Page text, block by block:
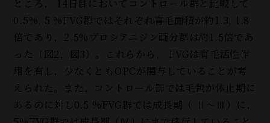
ところ， 14日目においてコントロール群と比較して
0.5%, 5 %FVG群ではそれぞれ育毛面積が約1.3, 1.8
倍であり，2.5%プロシアニジン画分群は約1.5倍であ
った（図2，図3）。これらから， FVGは育毛活性作
用を有し，少なくともOPCが関与していることが考
えられた。また，コントロール群では毛包が休止期に
あるのに対し0.5 %FVG群では成長期（ Ⅱ～Ⅲ）に，